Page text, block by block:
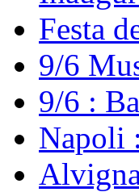
Festa
9/6
9/6 :
Napoli